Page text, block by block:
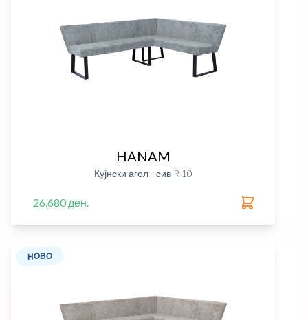
HANAM
Кујнски агол - сив R 10
26,680 ден.
НОВО